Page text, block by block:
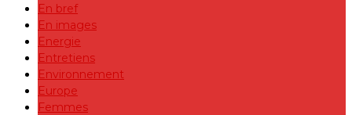
En bref
En images
Energie
Entretiens
Environnement
Europe
Femmes